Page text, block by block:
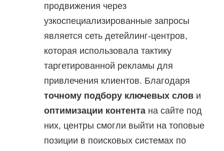
продвижения через
узкоспециализированные запросы
является сеть детейлинг-центров,
которая использовала тактику
таргетированной рекламы для
привлечения клиентов. Благодаря
точному подбору ключевых слови
оптимизации контентана сайте под
них, центры смогли выйти на топовые
позиции в поисковых системах по